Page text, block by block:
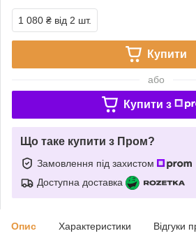
1 080 ₴ від 2 шт.
Купити
або
Купити з
Що таке купити з Пром?
Замовлення під захистом
Доступна доставка
Опис Характеристики Відгуки